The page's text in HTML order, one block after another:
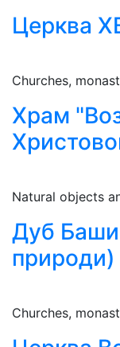
Церква
Churches,
Храм
Natural objects
Дуб
природи)
Churches,